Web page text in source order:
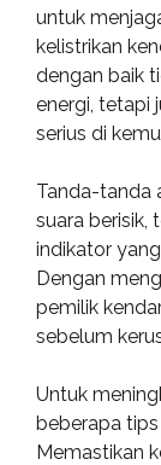
untuk
kelistrikan
dengan baik
energi, tetapi
serius di
Tanda-tanda
suara berisik,
indikator
Dengan
pemilik
sebelum
Untuk
beberapa
Memastikan